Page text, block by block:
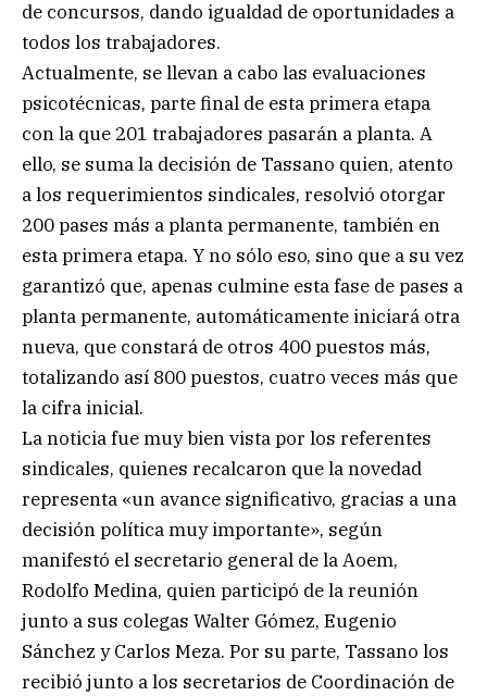
de concursos, dando igualdad de oportunidades a
todos los trabajadores.
Actualmente, se llevan a cabo las evaluaciones
psicotécnicas, parte final de esta primera etapa
con la que 201 trabajadores pasarán a planta. A
ello, se suma la decisión de Tassano quien, atento
a los requerimientos sindicales, resolvió otorgar
200 pases más a planta permanente, también en
esta primera etapa. Y no sólo eso, sino que a su vez
garantizó que, apenas culmine esta fase de pases a
planta permanente, automáticamente iniciará otra
nueva, que constará de otros 400 puestos más,
totalizando así 800 puestos, cuatro veces más que
la cifra inicial.
La noticia fue muy bien vista por los referentes
sindicales, quienes recalcaron que la novedad
representa «un avance significativo, gracias a una
decisión política muy importante», según
manifestó el secretario general de la Aoem,
Rodolfo Medina, quien participó de la reunión
junto a sus colegas Walter Gómez, Eugenio
Sánchez y Carlos Meza. Por su parte, Tassano los
recibió junto a los secretarios de Coordinación de